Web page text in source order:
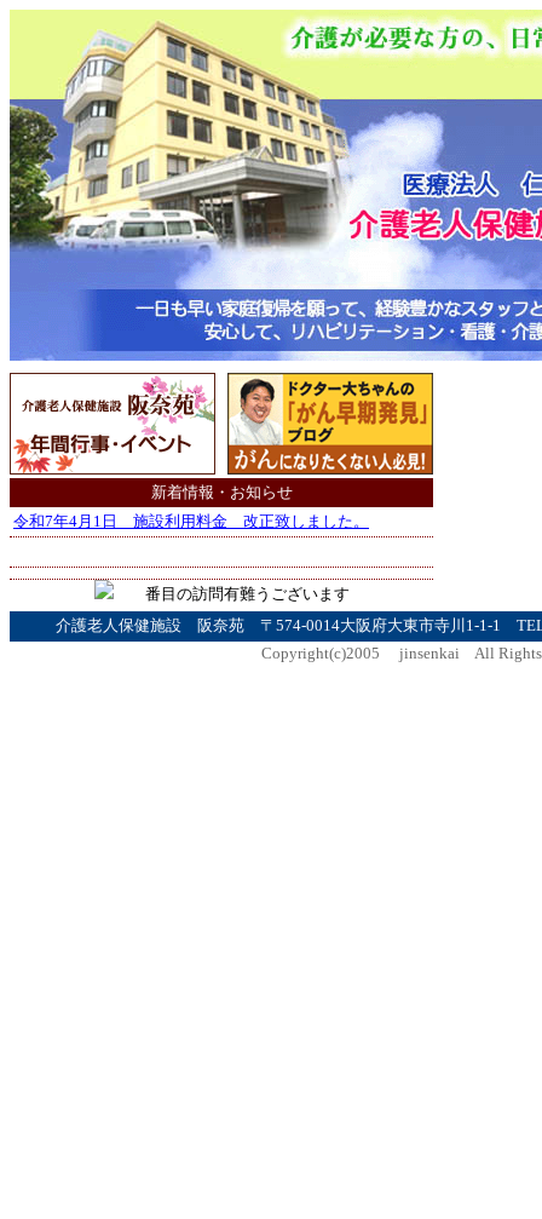
新着情報・お知らせ
令和7年4月1日 施設利用料金 改正致しました。
番目の訪問有難うございます
介護老人保健施設 阪奈苑 〒574-0014大阪府大東市寺川1-1-1
Copyright(c)2005 jinsenkai All Rights